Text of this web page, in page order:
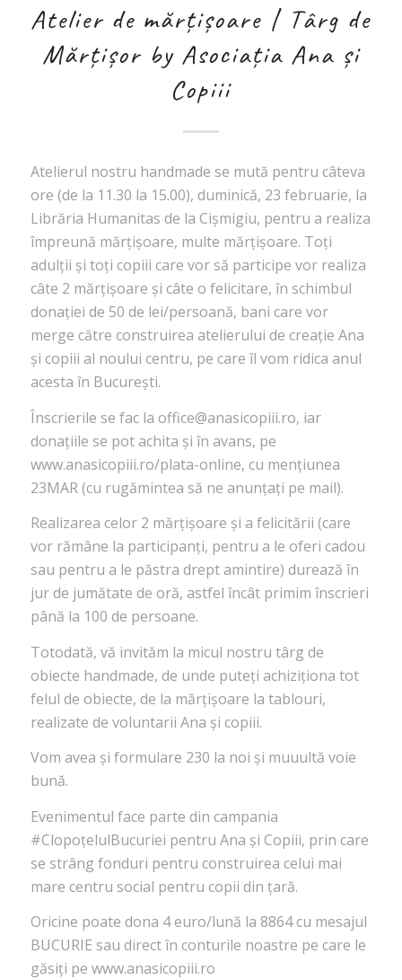
Atelier de mărțișoare | Târg de
Mărțișor by Asociația Ana și
Copiii
Atelierul nostru handmade se mută pentru câteva
ore (de la 11.30 la 15.00), duminică, 23 februarie, la
Librăria Humanitas de la Cişmigiu, pentru a realiza
împreună mărțișoare, multe mărțișoare. Toți
adulții și toți copiii care vor să participe vor realiza
câte 2 mărțișoare și câte o felicitare, în schimbul
donației de 50 de lei/persoană, bani care vor
merge către construirea atelierului de creație Ana
și copiii al noului centru, pe care îl vom ridica anul
acesta în București.
Înscrierile se fac la office@anasicopiii.ro, iar
donațiile se pot achita și în avans, pe
www.anasicopiii.ro/plata-online, cu mențiunea
23MAR (cu rugămintea să ne anunțați pe mail).
Realizarea celor 2 mărțișoare și a felicitării (care
vor rămâne la participanți, pentru a le oferi cadou
sau pentru a le păstra drept amintire) durează în
jur de jumătate de oră, astfel încât primim înscrieri
până la 100 de persoane.
Totodată, vă invităm la micul nostru târg de
obiecte handmade, de unde puteți achiziționa tot
felul de obiecte, de la mărțișoare la tablouri,
realizate de voluntarii Ana și copiii.
Vom avea și formulare 230 la noi și muuultă voie
bună.
Evenimentul face parte din campania
#ClopoțelulBucuriei pentru Ana și Copiii, prin care
se strâng fonduri pentru construirea celui mai
mare centru social pentru copii din țară.
Oricine poate dona 4 euro/lună la 8864 cu mesajul
BUCURIE sau direct în conturile noastre pe care le
găsiți pe www.anasicopiii.ro